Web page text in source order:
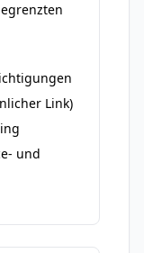
Link)
und